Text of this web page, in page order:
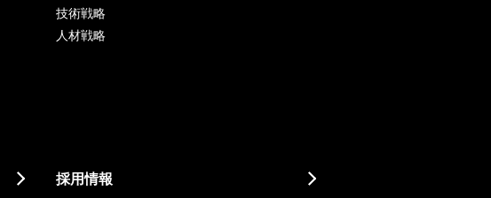
技術戦略
人材戦略
採用情報